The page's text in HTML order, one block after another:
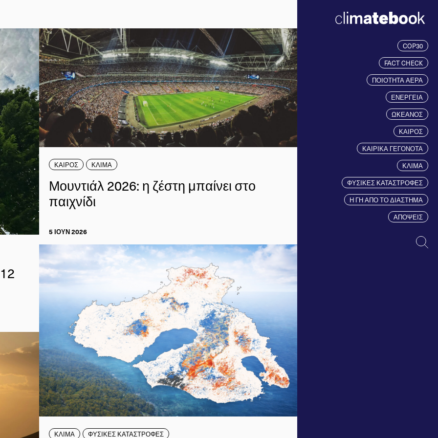
COP30
FACT CHECK
ΠΟΙΟΤΗΤΑ ΑΕΡΑ
ΕΝΕΡΓΕΙΑ
ΩΚΕΑΝΟΣ
ΚΑΙΡΟΣ
ΚΑΙΡΙΚΑ ΓΕΓΟΝΟΤΑ
ΚΛΙΜΑ
ΦΥΣΙΚΕΣ ΚΑΤΑΣΤΡΟΦΕΣ
Η ΓΗ ΑΠΟ ΤΟ ΔΙΑΣΤΗΜΑ
ΑΠΟΨΕΙΣ
ΚΑΙΡΟΣ ΚΛΙΜΑ
Μουντιάλ 2026: η ζέστη μπαίνει στο
παιχνίδι
5 ΙΟΥΝ 2026
ΚΛΙΜΑ ΦΥΣΙΚΕΣ ΚΑΤΑΣΤΡΟΦΕΣ